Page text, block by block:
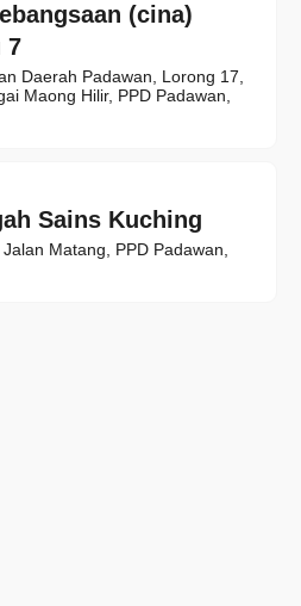
(cina)
7
Daerah Padawan, Lorong 17,
Maong Hilir, PPD Padawan,
Sains Kuching
Matang, PPD Padawan,